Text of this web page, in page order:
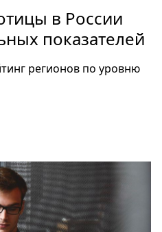
в России
показателей
регионов по уровню